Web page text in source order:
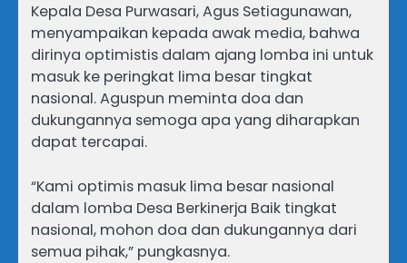
Kepala Desa Purwasari, Agus Setiagunawan,
menyampaikan kepada awak media, bahwa
dirinya optimistis dalam ajang lomba ini untuk
masuk ke peringkat lima besar tingkat
nasional. Aguspun meminta doa dan
dukungannya semoga apa yang diharapkan
dapat tercapai.
“Kami optimis masuk lima besar nasional
dalam lomba Desa Berkinerja Baik tingkat
nasional, mohon doa dan dukungannya dari
semua pihak,” pungkasnya.